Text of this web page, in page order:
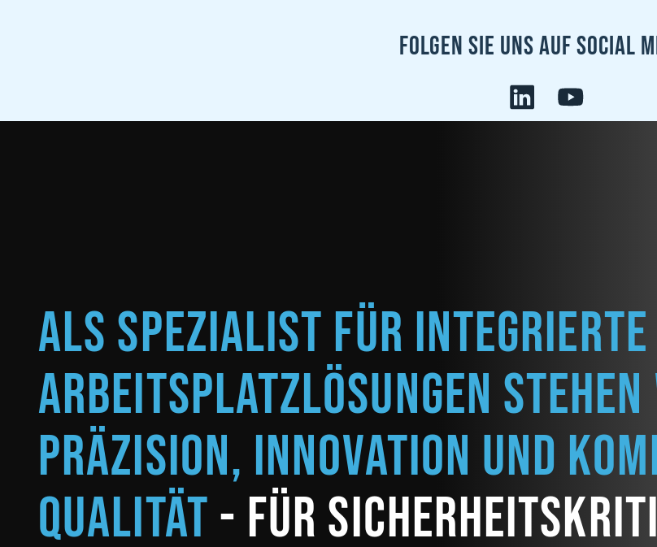
Folgen sie uns auf Social
Als Spezialist für integrierte
Arbeitsplatzlösungen
Präzision, Innovation und
Qualität- für